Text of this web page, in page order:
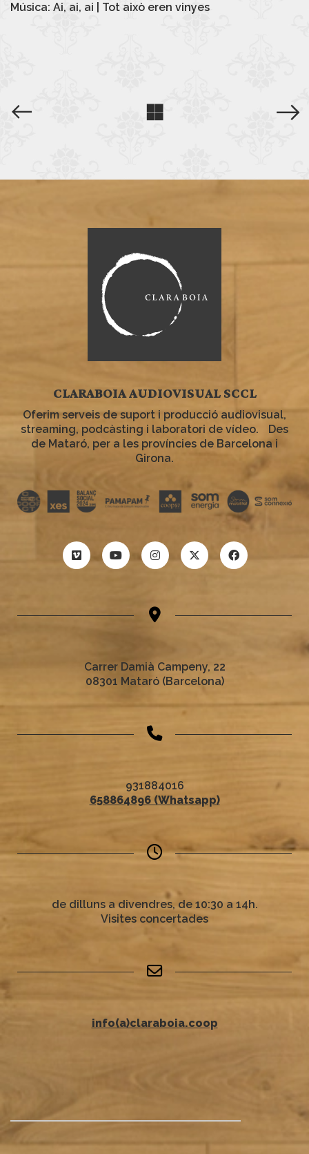
Música: Ai, ai, ai | Tot això eren vinyes
CLARABOIA AUDIOVISUAL SCCL
Oferim serveis de suport i producció audiovisual,
streaming, podcàsting i laboratori de vídeo. Des
de Mataró, per a les províncies de Barcelona i
Girona.
Carrer Damià Campeny, 22
08301 Mataró (Barcelona)
931884016
658864896 (Whatsapp)
de dilluns a divendres, de 10:30 a 14h.
Visites concertades
info(a)claraboia.coop